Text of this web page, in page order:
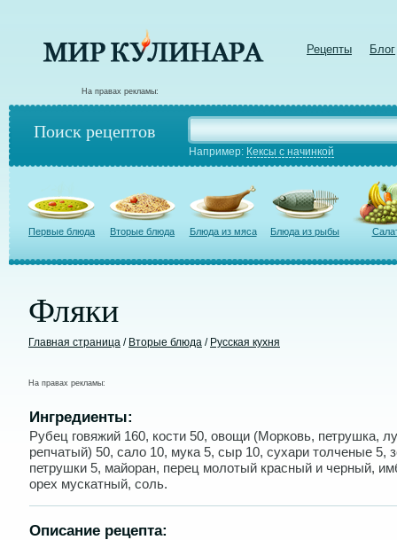
Рецепты Блог
На правах рекламы:
Поиск рецептов
Например: Кексы с начинкой
Первые блюда Вторые блюда Блюда из мяса Блюда из рыбы
Фляки
Главная страница / Вторые блюда / Русская кухня
На правах рекламы:
Ингредиенты:
Рубец говяжий 160, кости 50, овощи (Морковь, петрушка,
репчатый) 50, сало 10, мука 5, сыр 10, сухари толченые 5,
петрушки 5, майоран, перец молотый красный и черный,
орех мускатный, соль.
Описание рецепта: